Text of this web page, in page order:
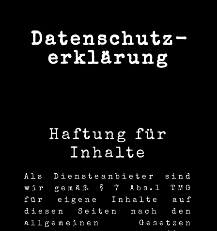
Daten­schutz­
erklärung
Haftung für
Inhalte
Als Diensteanbieter sind
wir gemäß § 7 Abs.1 TMG
für eigene Inhalte auf
diesen Seiten nach den
allgemeinen Gesetzen